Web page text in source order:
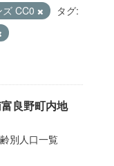
CC0
タグ:
良野町内地
別人口一覧